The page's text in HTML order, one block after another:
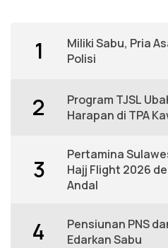
1
Miliki Sabu, Pria
Polisi
2
Program TJSL
Harapan di TPA
3
Pertamina
Hajj Flight 2026
Andal
4
Pensiunan PNS
Edarkan Sabu